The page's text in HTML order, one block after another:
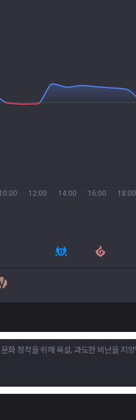
10:00 12:00 14:00 16:00 18:00